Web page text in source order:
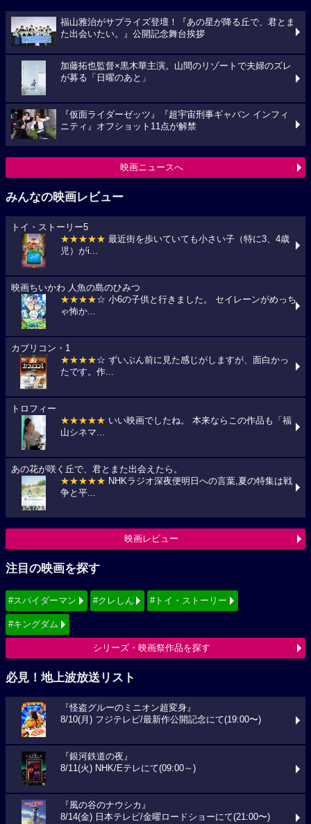
福山雅治がサプライズ登壇！『あの星が降る丘で、君とま
た出会いたい。』公開記念舞台挨拶
加藤拓也監督×黒木華主演。山間のリゾートで夫婦のズレ
が募る「日曜のあと」
『仮面ライダーゼッツ』『超宇宙刑事ギャバン インフィ
ニティ』オフショット11点が解禁
映画ニュースへ
みんなの映画レビュー
トイ・ストーリー5
★★★★★ 最近街を歩いていても小さい子（特に3、4歳
児）がi...
映画ちいかわ 人魚の島のひみつ
★★★★☆ 小6の子供と行きました。 セイレーンがめっち
ゃ怖か...
カプリコン・1
★★★★☆ ずいぶん前に見た感じがしますが、面白かっ
たです。作...
トロフィー
★★★★★ いい映画でしたね。 本来ならこの作品も「福
山シネマ...
あの花が咲く丘で、君とまた出会えたら。
★★★★★ NHKラジオ深夜便明日への言葉,夏の特集は戦
争と平...
映画レビュー
注目の映画を探す
#スパイダーマン #クレしん #トイ・ストーリー
#キングダム
シリーズ・映画祭作品を探す
必見！地上波放送リスト
『怪盗グルーのミニオン超変身』
8/10(月) フジテレビ/最新作公開記念にて(19:00〜)
『銀河鉄道の夜』
8/11(火) NHK/Eテレにて(09:00～)
『風の谷のナウシカ』
8/14(金) 日本テレビ/金曜ロードショーにて(21:00〜)